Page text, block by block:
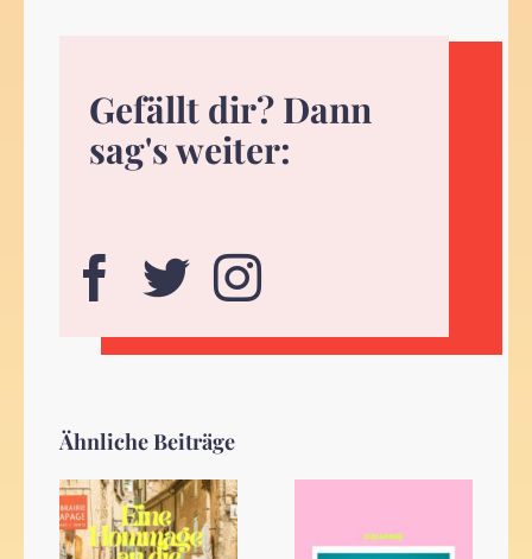
Gefällt dir? Dann
sag's weiter:
Ähnliche Beiträge